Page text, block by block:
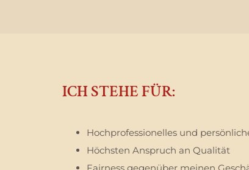
ICH STEHE FÜR:
Hochprofessionelles und
Höchsten Anspruch an Qualität
Fairness gegenüber meinen